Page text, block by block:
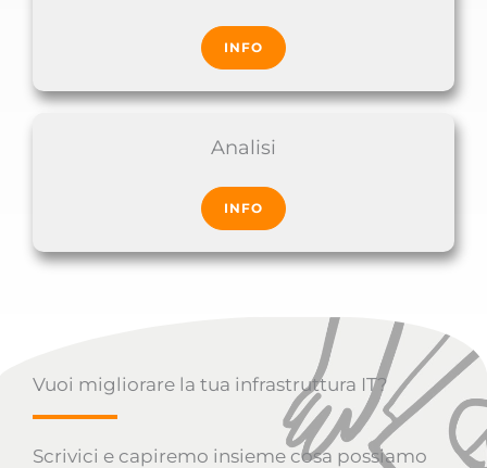
INFO
Analisi
INFO
Vuoi migliorare la tua infrastruttura IT?
Scrivici e capiremo insieme cosa possiamo